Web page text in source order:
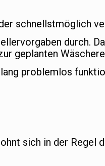
schnellstmöglich
durch.
geplanten
problemlos
sich in der Regel